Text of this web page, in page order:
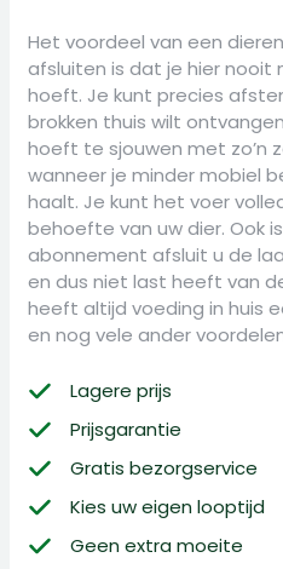
Het voordeel van een
afsluiten is dat je hier nooit
hoeft. Je kunt precies
brokken thuis wilt
hoeft te sjouwen met zo’n
wanneer je minder mobiel
haalt. Je kunt het voer
behoefte van uw dier. Ook
abonnement afsluit u de
en dus niet last heeft van
heeft altijd voeding in huis
en nog vele ander
Lagere prijs
Prijsgarantie
Gratis bezorgservice
Kies uw eigen looptijd
Geen extra moeite